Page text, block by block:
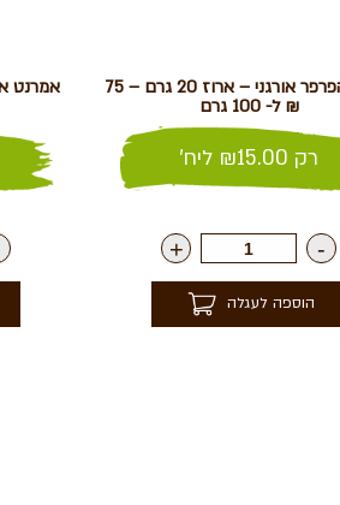
אפונת הפרפר אורגני – ארוז 20 גרם – 75
₪ ל- 100 גרם
רק ₪15.00 ליח'
-
+
הוספה לעגלה